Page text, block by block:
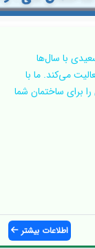
با سال‌ها
می‌کند. ما با
برای ساختمان شما
اطلاعات بیشتر